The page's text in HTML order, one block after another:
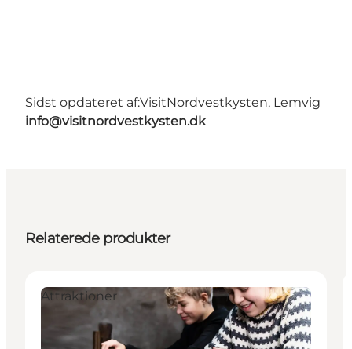
Sidst opdateret af:VisitNordvestkysten, Lemvig
info@visitnordvestkysten.dk
Relaterede produkter
Attraktioner